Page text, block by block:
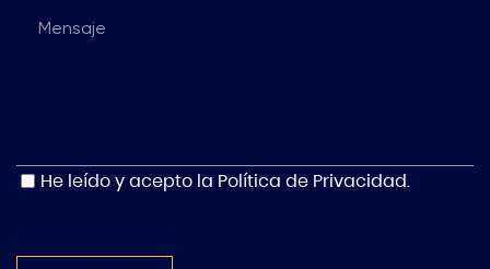
He leído y acepto la Política de Privacidad.